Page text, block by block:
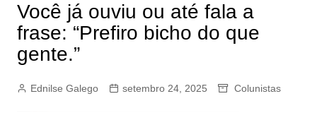
Você já ouviu ou até fala a
frase: “Prefiro bicho do que
gente.”
Ednilse Galego setembro 24, 2025 Colunistas